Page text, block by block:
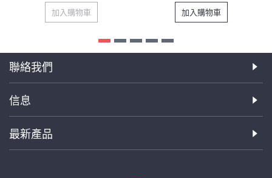
加入購物車 加入購物車
聯絡我們
信息
最新產品